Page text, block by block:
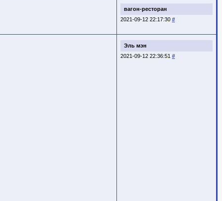
вагон-ресторан
2021-09-12 22:17:30 #
Эль мэн
2021-09-12 22:36:51 #